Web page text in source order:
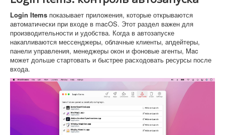
Login Items показывает приложения, которые открываются
автоматически при входе в macOS. Этот раздел важен для
производительности и удобства. Когда в автозапуске
накапливаются мессенджеры, облачные клиенты, апдейтеры,
панели управления, менеджеры окон и фоновые агенты, Mac
может дольше стартовать и быстрее расходовать ресурсы после
входа.